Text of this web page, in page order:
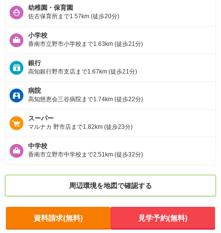
幼稚園・保育園
佐古保育所まで1.57km (徒歩20分)
小学校
香南市立野市小学校まで1.63km (徒歩21分)
銀行
高知銀行野市支店まで1.67km (徒歩21分)
病院
高知慈恵会三谷病院まで1.74km (徒歩22分)
スーパー
マルナカ 野市店まで1.82km (徒歩23分)
中学校
香南市立野市中学校まで2.51km (徒歩32分)
周辺環境を地図で確認する
資料請求(無料) 見学予約(無料)